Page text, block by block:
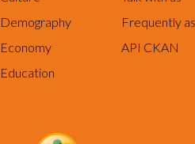
Demography
Economy
Education
Frequently
API CKAN